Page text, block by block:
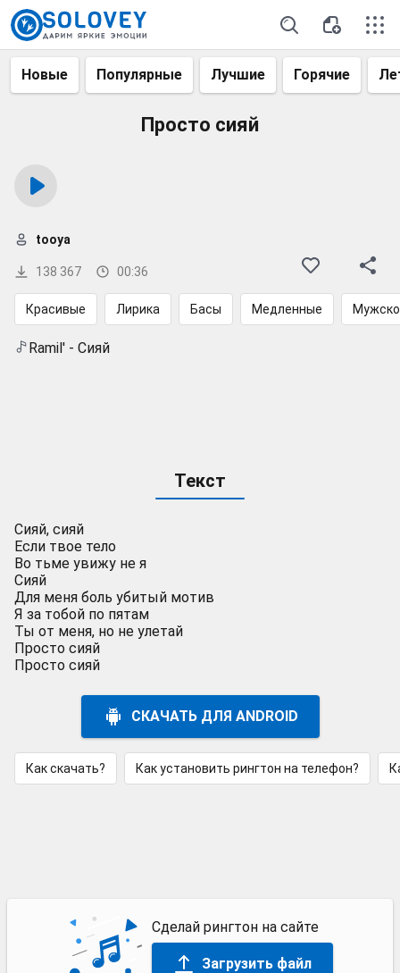
Новые Популярные Лучшие Горячие
Просто сияй
138 367 00:36
tooya
Красивые Лирика Басы Медленные
Ramil' - Сияй
Текст
Сияй, сияй
Если твое тело
Во тьме увижу не я
Сияй
Для меня боль убитый мотив
Я за тобой по пятам
Ты от меня, но не улетай
Просто сияй
Просто сияй
СКАЧАТЬ ДЛЯ ANDROID
Как скачать? Как установить рингтон на телефон?
Сделай рингтон на сайте
Загрузить файл